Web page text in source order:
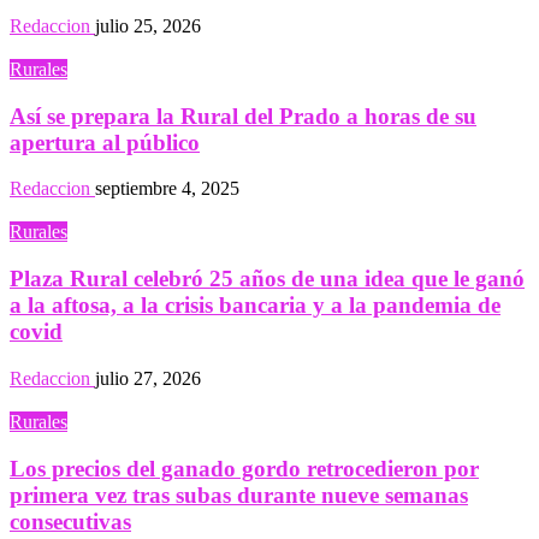
Redaccion julio 25, 2026
Rurales
Así se prepara la Rural del Prado a horas de su
apertura al público
Redaccion septiembre 4, 2025
Rurales
Plaza Rural celebró 25 años de una idea que le ganó
a la aftosa, a la crisis bancaria y a la pandemia de
covid
Redaccion julio 27, 2026
Rurales
Los precios del ganado gordo retrocedieron por
primera vez tras subas durante nueve semanas
consecutivas